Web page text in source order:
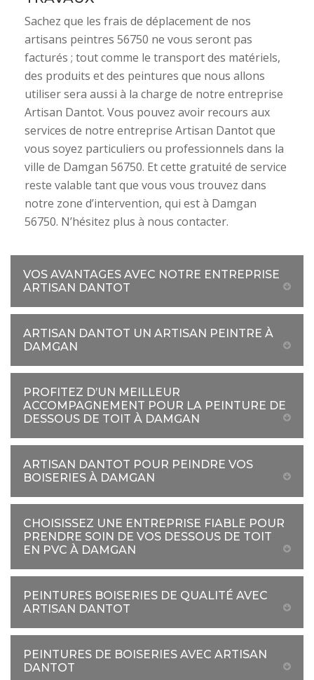
Sachez que les frais de déplacement de nos
artisans peintres 56750 ne vous seront pas
facturés ; tout comme le transport des matériels,
des produits et des peintures que nous allons
utiliser sera aussi à la charge de notre entreprise
Artisan Dantot. Vous pouvez avoir recours aux
services de notre entreprise Artisan Dantot que
vous soyez particuliers ou professionnels dans la
ville de Damgan 56750. Et cette gratuité de service
reste valable tant que vous vous trouvez dans
notre zone d’intervention, qui est à Damgan
56750. N’hésitez plus à nous contacter.
VOS AVANTAGES AVEC NOTRE ENTREPRISE
ARTISAN DANTOT
ARTISAN DANTOT UN ARTISAN PEINTRE À
DAMGAN
PROFITEZ D’UN MEILLEUR
ACCOMPAGNEMENT POUR LA PEINTURE DE
DESSOUS DE TOIT À DAMGAN
ARTISAN DANTOT POUR PEINDRE VOS
BOISERIES À DAMGAN
CHOISISSEZ UNE ENTREPRISE FIABLE POUR
PRENDRE SOIN DE VOS DESSOUS DE TOIT
EN PVC À DAMGAN
PEINTURES BOISERIES DE QUALITÉ AVEC
ARTISAN DANTOT
PEINTURES DE BOISERIES AVEC ARTISAN
DANTOT